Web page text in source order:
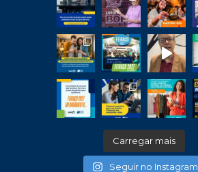
Carregar mais
Seguir no Instagram